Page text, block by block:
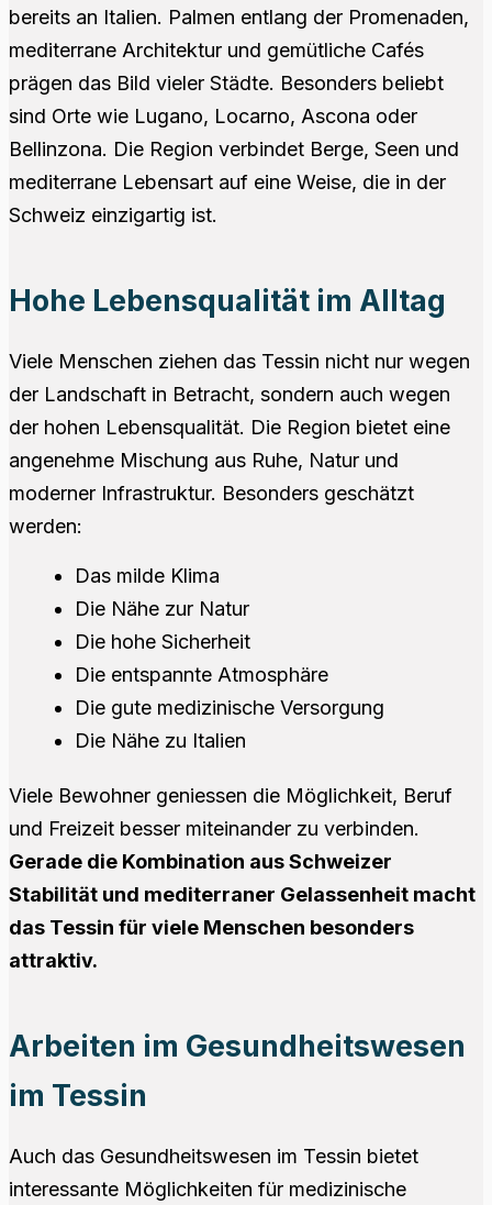
bereits an Italien. Palmen entlang der Promenaden,
mediterrane Architektur und gemütliche Cafés
prägen das Bild vieler Städte. Besonders beliebt
sind Orte wie Lugano, Locarno, Ascona oder
Bellinzona. Die Region verbindet Berge, Seen und
mediterrane Lebensart auf eine Weise, die in der
Schweiz einzigartig ist.
Hohe Lebensqualität im Alltag
Viele Menschen ziehen das Tessin nicht nur wegen
der Landschaft in Betracht, sondern auch wegen
der hohen Lebensqualität. Die Region bietet eine
angenehme Mischung aus Ruhe, Natur und
moderner Infrastruktur. Besonders geschätzt
werden:
Das milde Klima
Die Nähe zur Natur
Die hohe Sicherheit
Die entspannte Atmosphäre
Die gute medizinische Versorgung
Die Nähe zu Italien
Viele Bewohner geniessen die Möglichkeit, Beruf
und Freizeit besser miteinander zu verbinden.
Gerade die Kombination aus Schweizer
Stabilität und mediterraner Gelassenheit macht
das Tessin für viele Menschen besonders
attraktiv.
Arbeiten im Gesundheitswesen
im Tessin
Auch das Gesundheitswesen im Tessin bietet
interessante Möglichkeiten für medizinische